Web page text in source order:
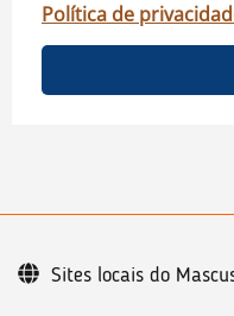
Política de
Sites locais do